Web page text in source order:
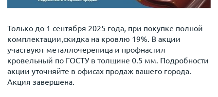
Только до 1 сентября 2025 года, при покупке полной
комплектации,скидка на кровлю 19%. В акции
участвуют металлочерепица и профнастил
кровельный по ГОСТУ в толщине 0.5 мм. Подробности
акции уточняйте в офисах продаж вашего города.
Акция завершена.